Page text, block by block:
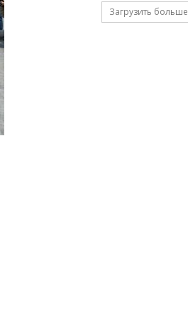
Загрузить больше